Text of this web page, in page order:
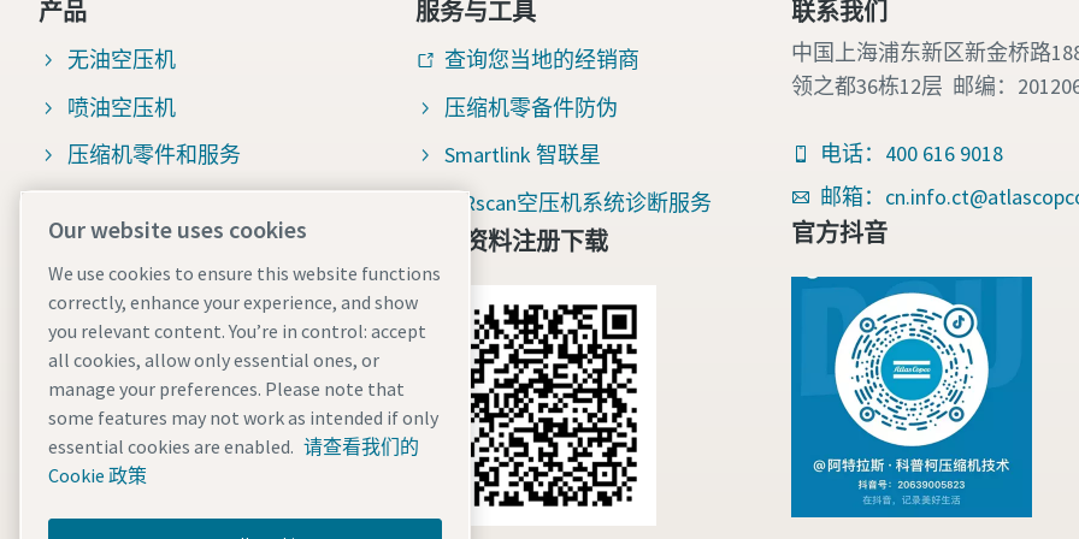
产品
无油空压机
喷油空压机
压缩机零件和服务
空压机整机咨询
空压机售后与配件咨询
服务与工具
查询您当地的经销商
压缩机零备件防伪
Smartlink 智联星
AIRscan空压机系统诊断服务
免费资料注册下载
联系我们
中国上海浦东新区新金桥路
领之都36栋12层 邮编：
电话：400 616 9018
邮箱：
官方抖音
Our website uses cookies
We use cookies to ensure this website functions
correctly, enhance your experience, and show
you relevant content. You’re in control: accept
all cookies, allow only essential ones, or
manage your preferences. Please note that
some features may not work as intended if only
essential cookies are enabled. 请查看我们的
Cookie 政策